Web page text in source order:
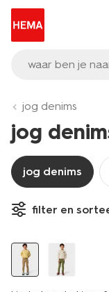
waar ben je
jog denims
jog
jog denims
filter en
nieuw